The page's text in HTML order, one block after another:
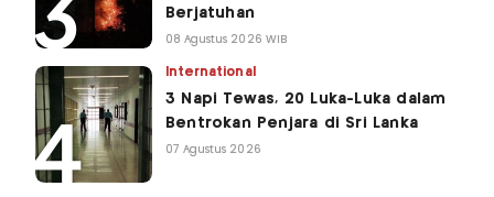
Berjatuhan
08 Agustus 2026 WIB
International
3 Napi Tewas, 20 Luka-Luka dalam
Bentrokan Penjara di Sri Lanka
07 Agustus 2026